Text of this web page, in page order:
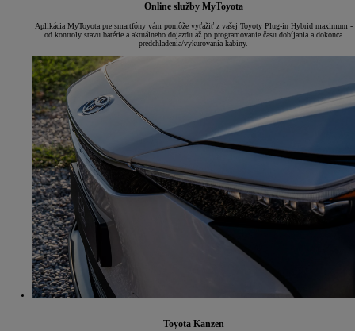
Online služby MyToyota
Aplikácia MyToyota pre smartfóny vám pomôže vyťažiť z vašej Toyoty Plug-in Hybrid maximum -
od kontroly stavu batérie a aktuálneho dojazdu až po programovanie času dobíjania a dokonca
predchladenia/vykurovania kabíny.
Toyota Kanzen